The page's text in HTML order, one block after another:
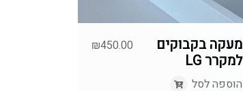
מעקה בקבוקים
למקרר LG
הוספה לסל
₪450.00